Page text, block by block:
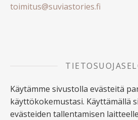
toimitus@suviastories.fi
Käytämme sivustolla evästeitä
käyttökokemustasi. Käyttämällä
evästeiden tallentamisen